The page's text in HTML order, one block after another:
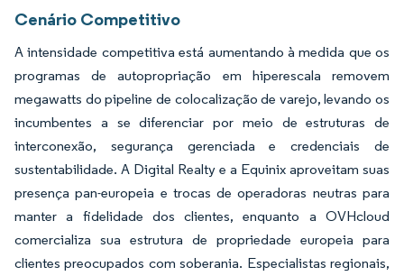
Cenário Competitivo
A intensidade competitiva está aumentando à medida que os
programas de autopropriação em hiperescala removem
megawatts do pipeline de colocalização de varejo, levando os
incumbentes a se diferenciar por meio de estruturas de
interconexão, segurança gerenciada e credenciais de
sustentabilidade. A Digital Realty e a Equinix aproveitam suas
presença pan-europeia e trocas de operadoras neutras para
manter a fidelidade dos clientes, enquanto a OVHcloud
comercializa sua estrutura de propriedade europeia para
clientes preocupados com soberania. Especialistas regionais,